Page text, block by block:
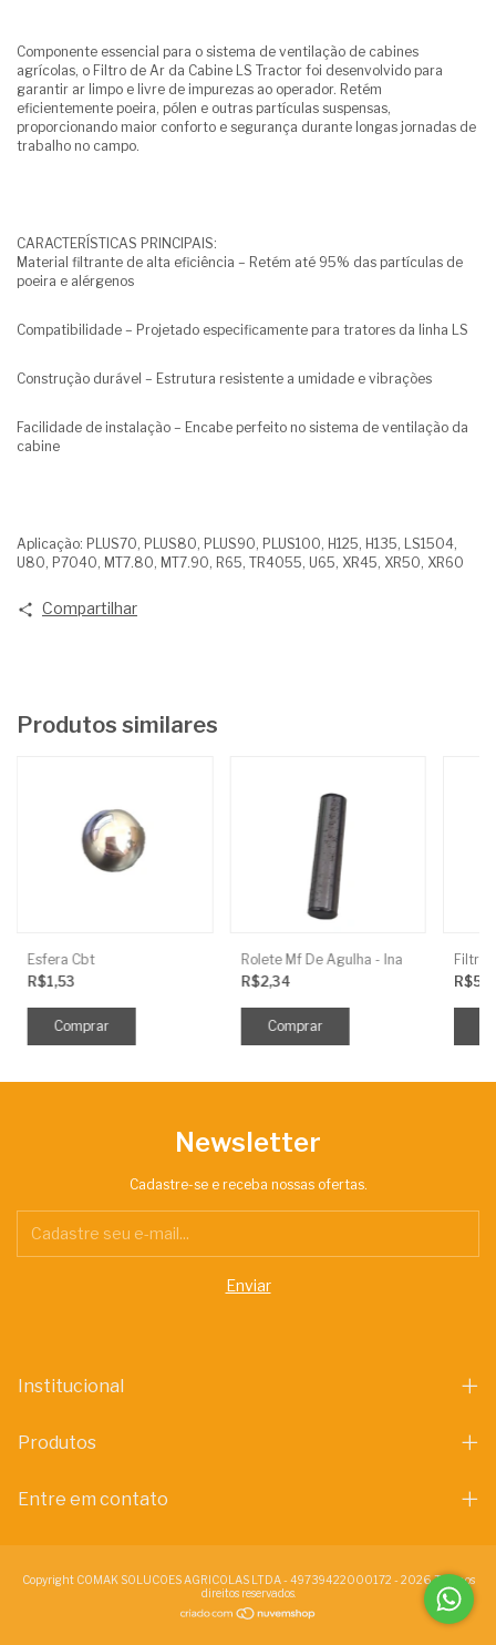
Componente essencial para o sistema de ventilação de cabines
agrícolas, o Filtro de Ar da Cabine LS Tractor foi desenvolvido para
garantir ar limpo e livre de impurezas ao operador. Retém
eficientemente poeira, pólen e outras partículas suspensas,
proporcionando maior conforto e segurança durante longas jornadas de
trabalho no campo.
CARACTERÍSTICAS PRINCIPAIS:
Material filtrante de alta eficiência – Retém até 95% das partículas de
poeira e alérgenos
Compatibilidade – Projetado especificamente para tratores da linha LS
Construção durável – Estrutura resistente a umidade e vibrações
Facilidade de instalação – Encabe perfeito no sistema de ventilação da
cabine
Aplicação: PLUS70, PLUS80, PLUS90, PLUS100, H125, H135, LS1504,
U80, P7040, MT7.80, MT7.90, R65, TR4055, U65, XR45, XR50, XR60
Compartilhar
Produtos similares
Esfera Cbt
R$1,53
Rolete Mf De Agulha - Ina
R$2,34
Newsletter
Cadastre-se e receba nossas ofertas.
Institucional
Produtos
Entre em contato
Copyright COMAK SOLUCOES AGRICOLAS LTDA - 49739422000172 - 2026. Todos os
direitos reservados.